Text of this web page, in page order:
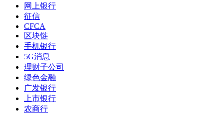
网上银行
征信
CFCA
区块链
手机银行
5G消息
理财子公司
绿色金融
广发银行
上市银行
农商行